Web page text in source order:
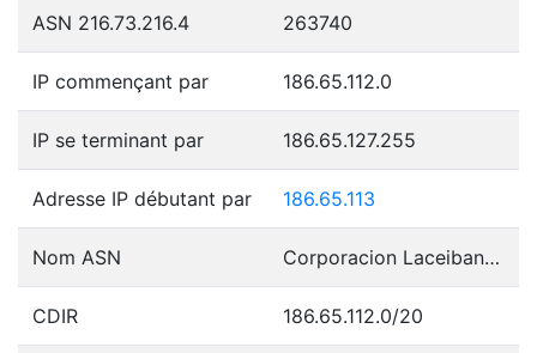
ASN 216.73.216.4 263740
IP commençant par 186.65.112.0
IP se terminant par 186.65.127.255
Adresse IP débutant par 186.65.113
Nom ASN Corporacion Laceibanetsociety
CDIR 186.65.112.0/20